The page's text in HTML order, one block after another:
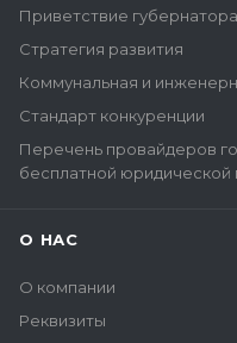
Приветствие губернатора
Стратегия развития
Коммунальная и
Стандарт конкуренции
Перечень провайдеров
бесплатной
О НАС
О компании
Реквизиты